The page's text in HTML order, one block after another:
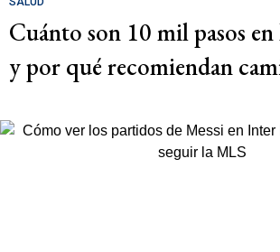
Cuánto son 10 mil pasos
y por qué recomiendan